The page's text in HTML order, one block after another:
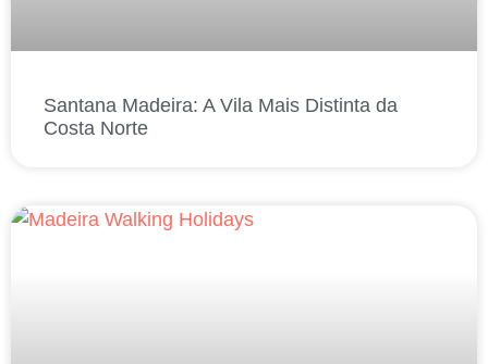
Santana Madeira: A Vila Mais Distinta da
Costa Norte